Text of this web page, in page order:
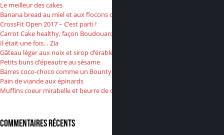
Le meilleur des cakes
Banana bread au miel et aux flocons d’avoine
CrossFit Open 2017 – C’est parti !
Carrot Cake healthy, façon Boudouard
Il était une fois… Zia
Gâteau léger aux noix et sirop d’érable
Petits buns d’épeautre au sésame
Barres coco-choco comme un Bounty
Pain de viande aux épinards
Muffins coeur mirabelle et beurre de cacahuète
Commentaires récents